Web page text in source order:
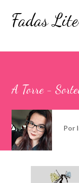
Pular
Fadas
A Torre -
Por